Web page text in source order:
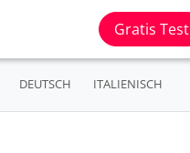
Gratis Test
DEUTSCH ITALIENISCH